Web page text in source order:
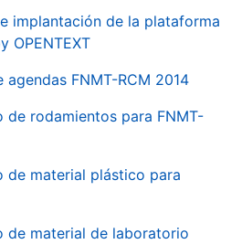
implantación de la plataforma
OPENTEXT
agendas FNMT-RCM 2014
de rodamientos para FNMT-
de material plástico para
de material de laboratorio